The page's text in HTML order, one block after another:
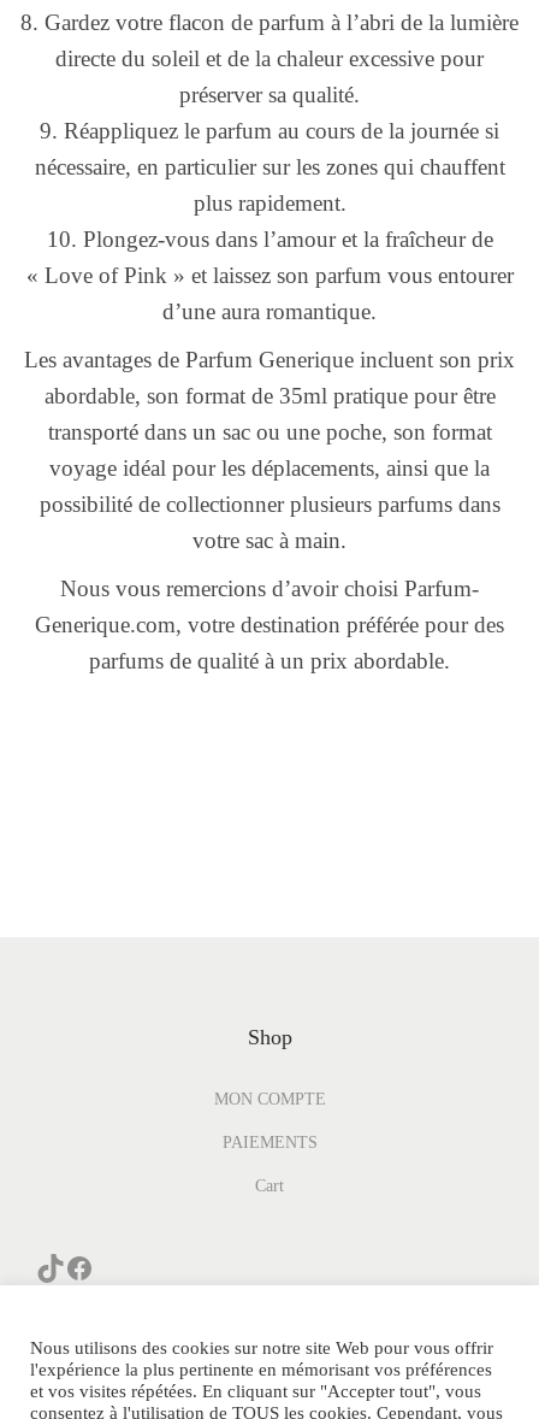
8. Gardez votre flacon de parfum à l’abri de la lumière
directe du soleil et de la chaleur excessive pour
préserver sa qualité.
9. Réappliquez le parfum au cours de la journée si
nécessaire, en particulier sur les zones qui chauffent
plus rapidement.
10. Plongez-vous dans l’amour et la fraîcheur de
« Love of Pink » et laissez son parfum vous entourer
d’une aura romantique.
Les avantages de Parfum Generique incluent son prix
abordable, son format de 35ml pratique pour être
transporté dans un sac ou une poche, son format
voyage idéal pour les déplacements, ainsi que la
possibilité de collectionner plusieurs parfums dans
votre sac à main.
Nous vous remercions d’avoir choisi Parfum-
Generique.com, votre destination préférée pour des
parfums de qualité à un prix abordable.
Shop
MON COMPTE
PAIEMENTS
Cart
Nous utilisons des cookies sur notre site Web pour vous offrir
l'expérience la plus pertinente en mémorisant vos préférences
et vos visites répétées. En cliquant sur "Accepter tout", vous
consentez à l'utilisation de TOUS les cookies. Cependant, vous